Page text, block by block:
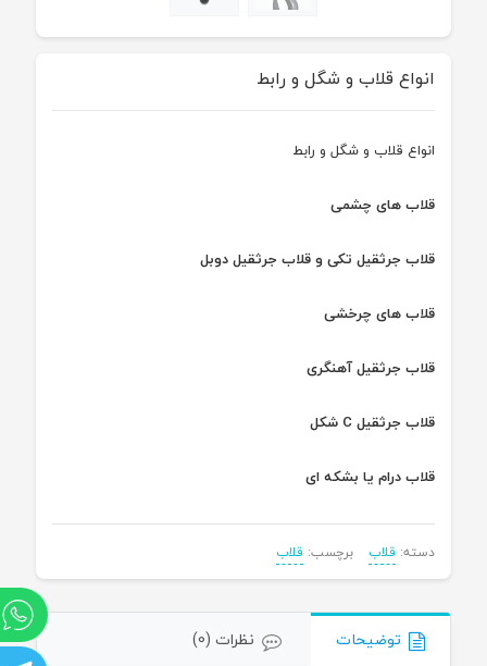
انواع قلاب و شگل و رابط
انواع قلاب و شگل و رابط
قلاب های چشمی
قلاب جرثقیل تکی و قلاب جرثقیل دوبل
قلاب های چرخشی
قلاب جرثقیل آهنگری
قلاب جرثقیل C شکل
قلاب درام یا بشکه ای
دسته: قلاب برچسب: قلاب
توضیحات نظرات (0)